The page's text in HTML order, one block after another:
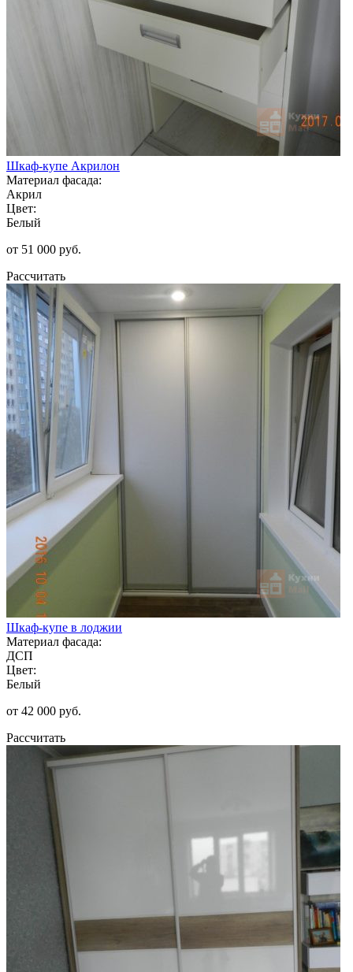
Шкаф-купе Акрилон
Материал фасада:
Акрил
Цвет:
Белый
от 51 000 руб.
Рассчитать
Шкаф-купе в лоджии
Материал фасада:
ДСП
Цвет:
Белый
от 42 000 руб.
Рассчитать